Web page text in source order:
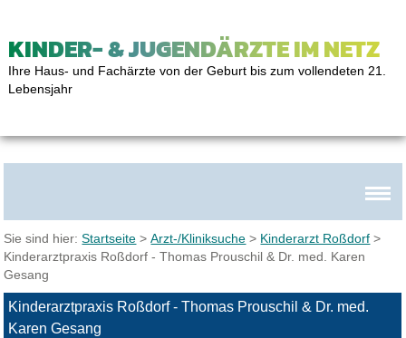
KINDER- & JUGENDÄRZTE IM NETZ
Ihre Haus- und Fachärzte von der Geburt bis zum vollendeten 21.
Lebensjahr
Sie sind hier:Startseite >Arzt-/Kliniksuche > Kinderarzt Roßdorf >
Kinderarztpraxis Roßdorf - Thomas Prouschil & Dr. med. Karen
Gesang
Kinderarztpraxis Roßdorf - Thomas Prouschil & Dr. med.
Karen Gesang